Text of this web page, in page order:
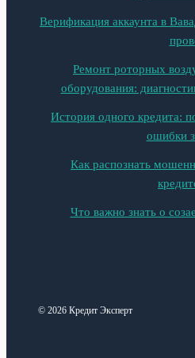
Верификация аккаунта в
Ремонт роторных
оборудования:
История одного кредита:
ошибки
Как распознать
Что важно знать о
© 2026 Кредит Эксперт